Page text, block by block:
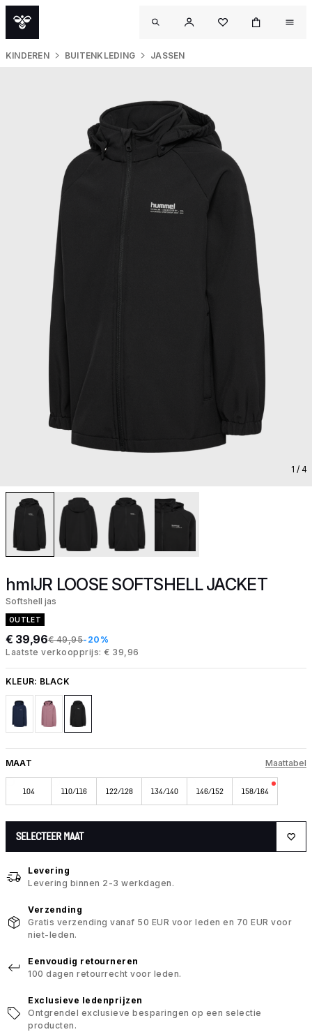
KINDEREN BUITENKLEDING JASSEN
1 / 4
hmlJR LOOSE SOFTSHELL JACKET
Softshell jas
OUTLET
€ 39,96€ 49,95-20%
Laatste verkoopprijs: € 39,96
KLEUR: BLACK
MAAT Maattabel
104 110/116 122/128 134/140 146/152 158/164
SELECTEER MAAT
Levering
Levering binnen 2-3 werkdagen.
Verzending
Gratis verzending vanaf 50 EUR voor leden en 70 EUR voor
niet-leden.
Eenvoudig retourneren
100 dagen retourrecht voor leden.
Exclusieve ledenprijzen
Ontgrendel exclusieve besparingen op een selectie
producten.